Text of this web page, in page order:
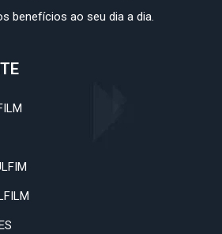
benefícios ao seu dia a dia.